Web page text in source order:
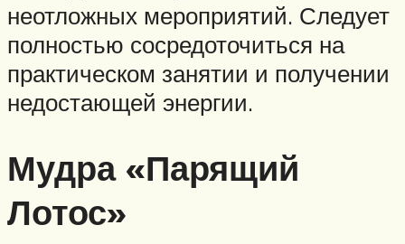
неотложных мероприятий. Следует
полностью сосредоточиться на
практическом занятии и получении
недостающей энергии.
Мудра «Парящий
Лотос»